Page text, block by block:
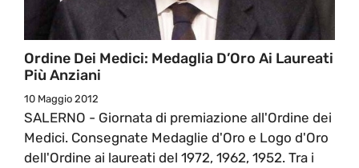
Ordine Dei Medici: Medaglia D’Oro Ai Laureati
Più Anziani
10 Maggio 2012
SALERNO - Giornata di premiazione all'Ordine dei
Medici. Consegnate Medaglie d'Oro e Logo d'Oro
dell'Ordine ai laureati del 1972, 1962, 1952. Tra i